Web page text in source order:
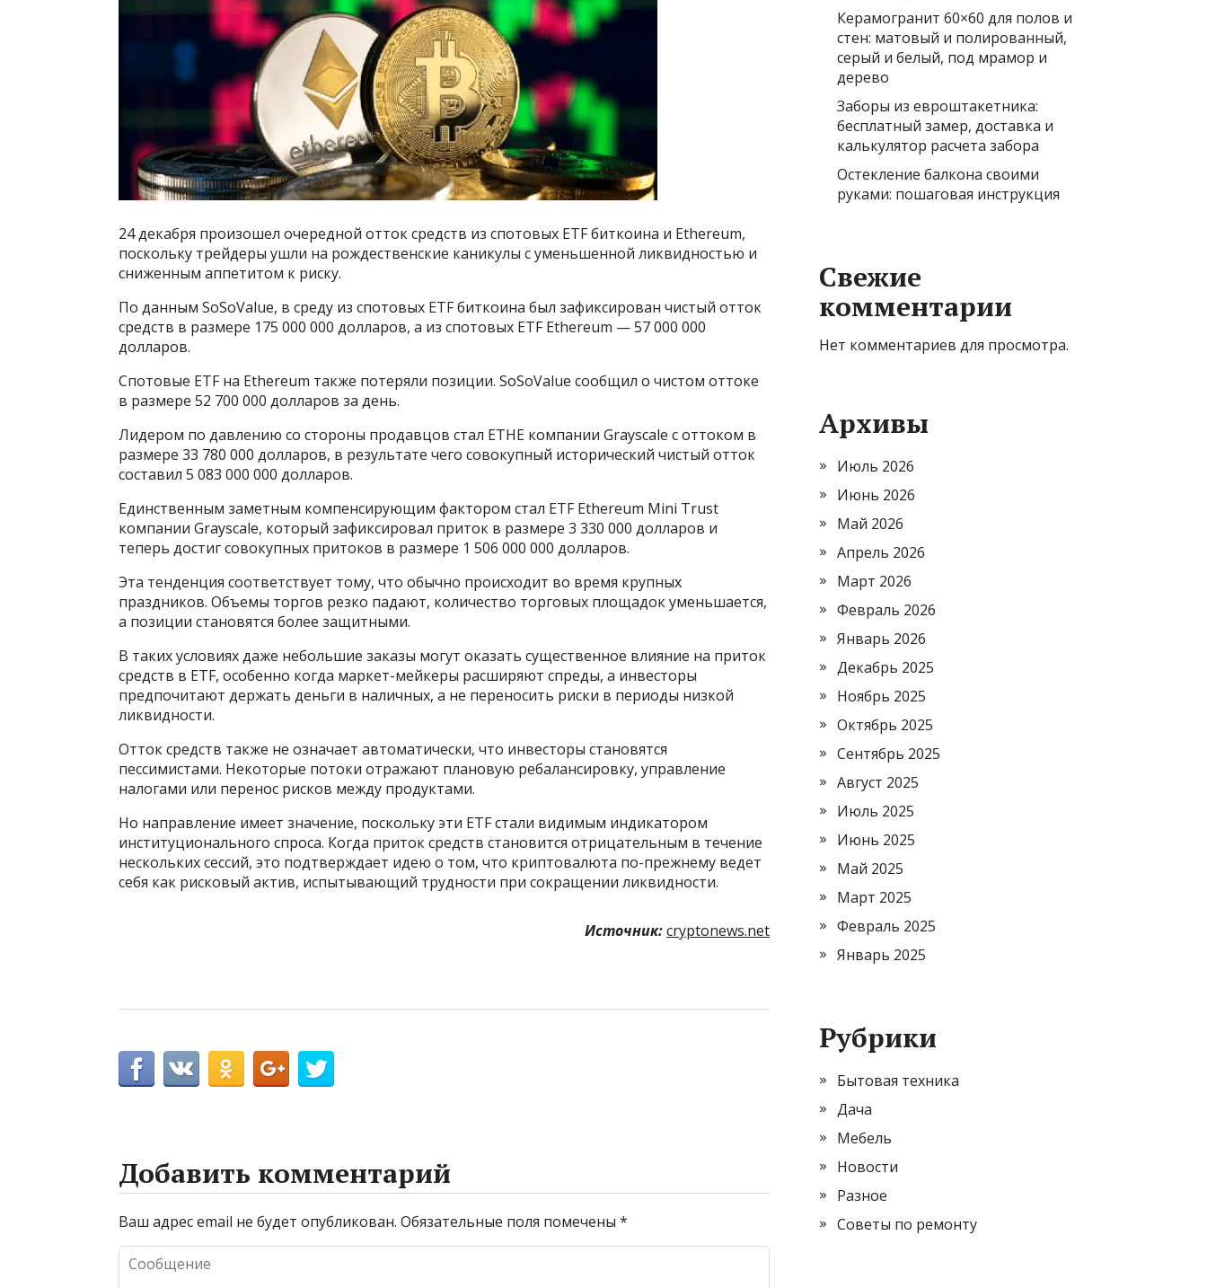
24 декабря произошел очередной отток средств из спотовых ETF биткоина и Ethereum,
поскольку трейдеры ушли на рождественские каникулы с уменьшенной ликвидностью и
сниженным аппетитом к риску.
По данным SoSoValue, в среду из спотовых ETF биткоина был зафиксирован чистый отток
средств в размере 175 000 000 долларов, а из спотовых ETF Ethereum — 57 000 000
долларов.
Спотовые ETF на Ethereum также потеряли позиции. SoSoValue сообщил о чистом оттоке
в размере 52 700 000 долларов за день.
Лидером по давлению со стороны продавцов стал ETHE компании Grayscale с оттоком в
размере 33 780 000 долларов, в результате чего совокупный исторический чистый отток
составил 5 083 000 000 долларов.
Единственным заметным компенсирующим фактором стал ETF Ethereum Mini Trust
компании Grayscale, который зафиксировал приток в размере 3 330 000 долларов и
теперь достиг совокупных притоков в размере 1 506 000 000 долларов.
Эта тенденция соответствует тому, что обычно происходит во время крупных
праздников. Объемы торгов резко падают, количество торговых площадок уменьшается,
а позиции становятся более защитными.
В таких условиях даже небольшие заказы могут оказать существенное влияние на приток
средств в ETF, особенно когда маркет-мейкеры расширяют спреды, а инвесторы
предпочитают держать деньги в наличных, а не переносить риски в периоды низкой
ликвидности.
Отток средств также не означает автоматически, что инвесторы становятся
пессимистами. Некоторые потоки отражают плановую ребалансировку, управление
налогами или перенос рисков между продуктами.
Но направление имеет значение, поскольку эти ETF стали видимым индикатором
институционального спроса. Когда приток средств становится отрицательным в течение
нескольких сессий, это подтверждает идею о том, что криптовалюта по-прежнему ведет
себя как рисковый актив, испытывающий трудности при сокращении ликвидности.
Источник:cryptonews.net
Добавить комментарий
Ваш адрес email не будет опубликован. Обязательные поля помечены *
Керамогранит 60×60 для полов и
стен: матовый и полированный,
серый и белый, под мрамор и
дерево
Заборы из евроштакетника:
бесплатный замер, доставка и
калькулятор расчета забора
Остекление балкона своими
руками: пошаговая инструкция
Свежие
комментарии
Нет комментариев для просмотра.
Архивы
Июль 2026
Июнь 2026
Май 2026
Апрель 2026
Март 2026
Февраль 2026
Январь 2026
Декабрь 2025
Ноябрь 2025
Октябрь 2025
Сентябрь 2025
Август 2025
Июль 2025
Июнь 2025
Май 2025
Март 2025
Февраль 2025
Январь 2025
Рубрики
Бытовая техника
Дача
Мебель
Новости
Разное
Советы по ремонту